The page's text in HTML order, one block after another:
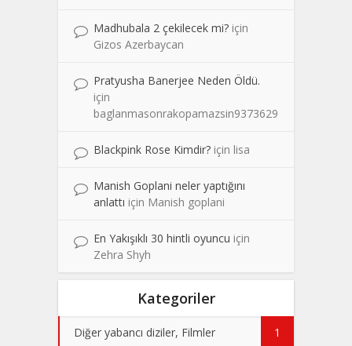
Madhubala 2 çekilecek mi? için
Gizos Azerbaycan
Pratyusha Banerjee Neden Öldü.
için
baglanmasonrakopamazsin9373629
Blackpink Rose Kimdir? için lisa
Manish Goplani neler yaptığını
anlattı için Manish goplani
En Yakışıklı 30 hintli oyuncu için
Zehra Shyh
Kategoriler
Diğer yabancı diziler, Filmler 1